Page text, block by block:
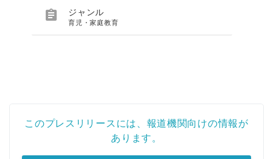
 ジャンル
育児・家庭教育
このプレスリリースには、報道機関向けの情報が
あります。